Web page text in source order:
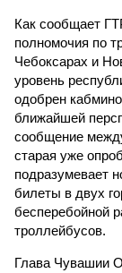
Как сообщает
полномочия по
Чебоксарах и
уровень
одобрен
ближайшей
сообщение
старая уже
подразумевает
билеты в двух
бесперебойной
троллейбусов.
Глава Чувашии